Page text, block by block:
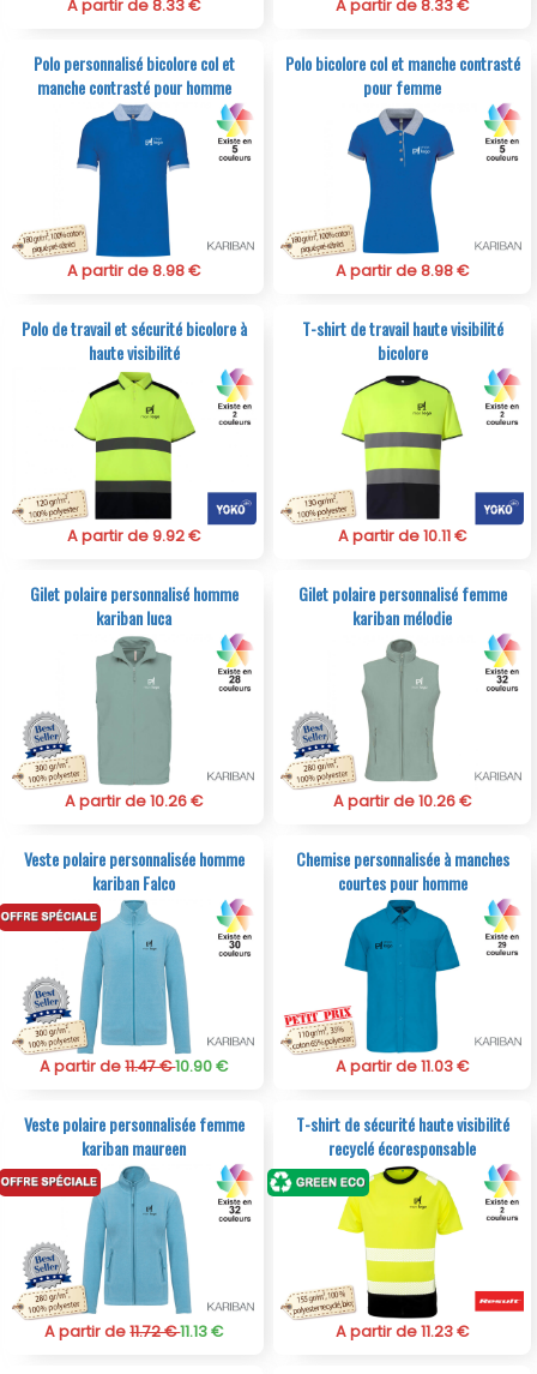
A partir de 8.33 € A partir de 8.33 €
Polo personnalisé bicolore col et
manche contrasté pour homme
A partir de 8.98 €
Polo bicolore col et manche contrasté
pour femme
A partir de 8.98 €
Polo de travail et sécurité bicolore à
haute visibilité
A partir de 9.92 €
T-shirt de travail haute visibilité
bicolore
A partir de 10.11 €
Gilet polaire personnalisé homme
kariban luca
A partir de 10.26 €
Gilet polaire personnalisé femme
kariban mélodie
A partir de 10.26 €
Veste polaire personnalisée homme
kariban Falco
A partir de11.47 €10.90 €
Chemise personnalisée à manches
courtes pour homme
A partir de 11.03 €
Veste polaire personnalisée femme
kariban maureen
A partir de11.72 €11.13 €
T-shirt de sécurité haute visibilité
recyclé écoresponsable
A partir de 11.23 €